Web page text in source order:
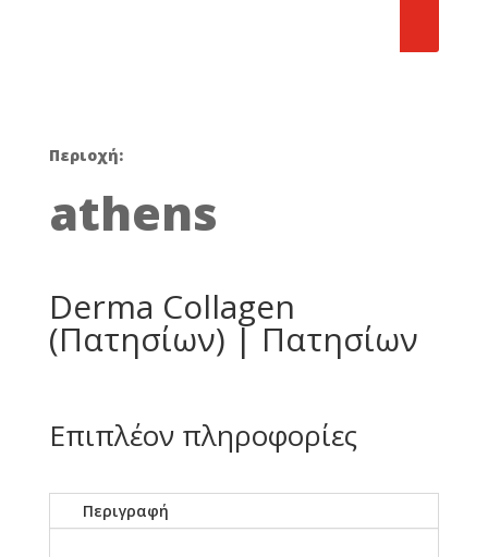
Περιοχή:
athens
Derma Collagen
(Πατησίων) | Πατησίων
Επιπλέον πληροφορίες
Περιγραφή